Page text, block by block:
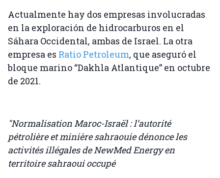
Actualmente hay dos empresas involucradas
en la exploración de hidrocarburos en el
Sáhara Occidental, ambas de Israel. La otra
empresa es Ratio Petroleum, que aseguró el
bloque marino “Dakhla Atlantique” en octubre
de 2021.
"Normalisation Maroc-Israël : l’autorité
pétrolière et minière sahraouie dénonce les
activités illégales de NewMed Energy en
territoire sahraoui occupé